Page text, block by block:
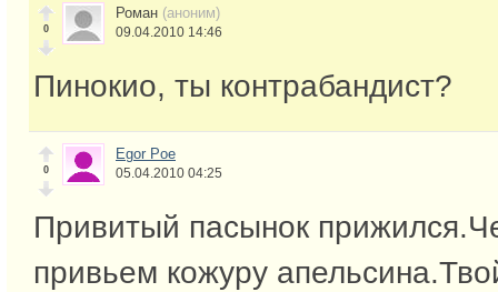
0
Роман (аноним)
09.04.2010 14:46
Пинокио, ты контрабандист?
0
Egor Poe
05.04.2010 04:25
Привитый пасынок
привьем кожуру